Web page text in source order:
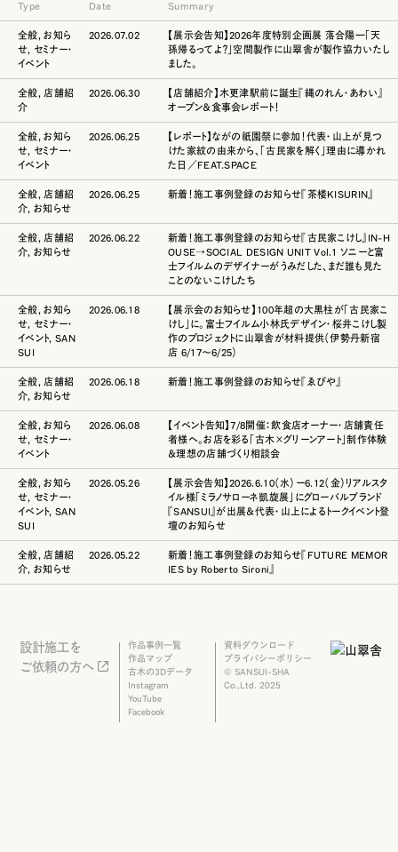
Type Date Summary
全般,お知ら
せ, セミナー・
イベント
2026.07.02
【展示会告知】2026年度特別企画展 落合陽一「天
孫帰るってよ？」空間製作に山翠舎が製作協力いたし
ました。
全般, 店舗紹
介
2026.06.30
【店舗紹介】木更津駅前に誕生『縄のれん・あわい』
オープン＆食事会レポート！
全般,お知ら
せ, セミナー・
イベント
2026.06.25
【レポート】ながの祇園祭に参加！代表・山上が見つ
けた家紋の由来から、「古民家を解く」理由に導かれ
た日／FEAT.SPACE
全般, 店舗紹
介,お知らせ
2026.06.25 新着！施工事例登録のお知らせ『茶楼KISURIN』
全般, 店舗紹
介,お知らせ
2026.06.22
新着！施工事例登録のお知らせ『古民家こけし』IN-H
OUSE→SOCIAL DESIGN UNIT Vol.1 ソニーと富
士フイルムのデザイナーがうみだした、まだ誰も見た
ことのないこけしたち
全般,お知ら
せ, セミナー・
イベント, SAN
SUI
2026.06.18
【展示会のお知らせ】100年超の大黒柱が「古民家こ
けし」に。富士フイルム小林氏デザイン・桜井こけし製
作のプロジェクトに山翠舎が材料提供（伊勢丹新宿
店 6/17〜6/25）
全般, 店舗紹
介,お知らせ
2026.06.18 新着！施工事例登録のお知らせ『ゑびや』
全般,お知ら
せ, セミナー・
イベント
2026.06.08
【イベント告知】7/8開催：飲食店オーナー・店舗責任
者様へ。お店を彩る「古木×グリーンアート」制作体験
＆理想の店舗づくり相談会
全般,お知ら
せ, セミナー・
イベント, SAN
SUI
2026.05.26
【展示会告知】2026.6.10（水）ー6.12（金）リアルスタ
イル様「ミラノサローネ凱旋展」にグローバルブランド
『SANSUI』が出展＆代表・山上によるトークイベント登
壇のお知らせ
全般, 店舗紹
介,お知らせ
2026.05.22
新着！施工事例登録のお知らせ『FUTURE MEMOR
IES by Roberto Sironi』
設計施工を
ご依頼の方へ
作品事例一覧
作品マップ
古木の3Dデータ
Instagram
YouTube
Facebook
資料ダウンロード
プライバシーポリシー
© SANSUI-SHA
Co.,Ltd. 2025